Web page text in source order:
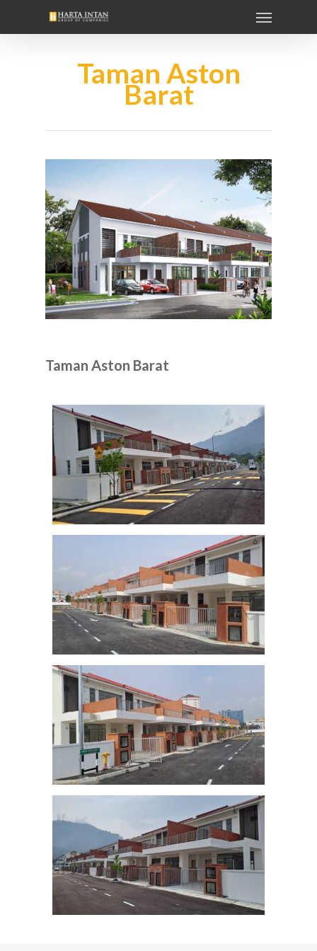
Taman Aston
Barat
Taman Aston Barat